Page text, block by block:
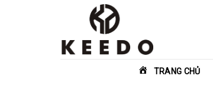
TRANG CHỦ